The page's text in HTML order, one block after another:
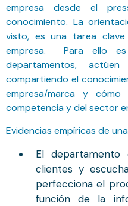
empresa desde el
conocimiento. La
visto, es una tarea
empresa. Para ello
departamentos,
compartiendo el
empresa/marca y
competencia y del sector
Evidencias empíricas de
El
clientes y
perfecciona el
función de la